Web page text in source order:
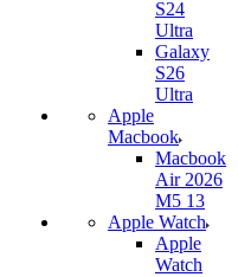
S24
Ultra
Galaxy
S26
Ultra
Apple
Macbook
Macbook
Air 2026
M5 13
Apple Watch
Apple
Watch